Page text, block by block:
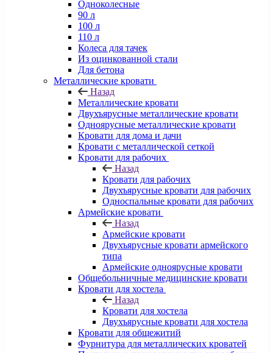
Одноколесные
90 л
100 л
110 л
Колеса для тачек
Из оцинкованной стали
Для бетона
Металлические кровати
Назад
Металлические кровати
Двухъярусные металлические кровати
Одноярусные металлические кровати
Кровати для дома и дачи
Кровати с металлической сеткой
Кровати для рабочих
Назад
Кровати для рабочих
Двухъярусные кровати для рабочих
Односпальные кровати для рабочих
Армейские кровати
Назад
Армейские кровати
Двухъярусные кровати армейского
типа
Армейские одноярусные кровати
Общебольничные медицинские кровати
Кровати для хостела
Назад
Кровати для хостела
Двухъярусные кровати для хостела
Кровати для общежитий
Фурнитура для металлических кроватей